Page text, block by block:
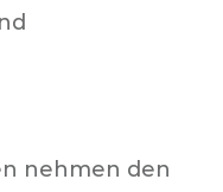
nehmen den